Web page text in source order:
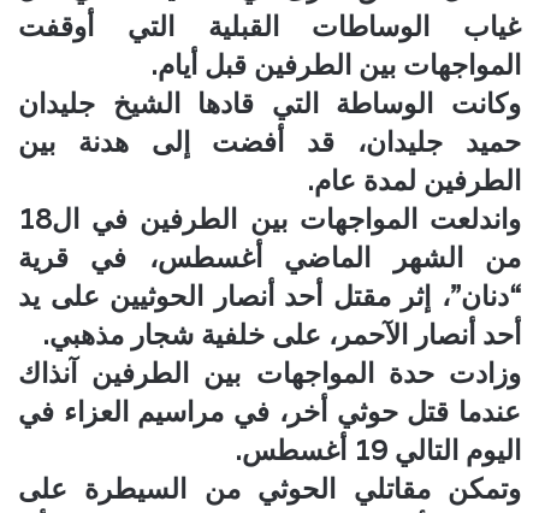
غياب الوساطات القبلية التي أوقفت
المواجهات بين الطرفين قبل أيام.
وكانت الوساطة التي قادها الشيخ جليدان
حميد جليدان، قد أفضت إلى هدنة بين
الطرفين لمدة عام.
واندلعت المواجهات بين الطرفين في ال18
من الشهر الماضي أغسطس، في قرية
“دنان”، إثر مقتل أحد أنصار الحوثيين على يد
أحد أنصار الآحمر، على خلفية شجار مذهبي.
وزادت حدة المواجهات بين الطرفين آنذاك
عندما قتل حوثي أخر، في مراسيم العزاء في
اليوم التالي 19 أغسطس.
وتمكن مقاتلي الحوثي من السيطرة على